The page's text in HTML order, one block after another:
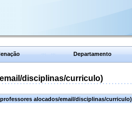
Departamento
disciplinas/curriculo)
alocados/email/disciplinas/curriculo)